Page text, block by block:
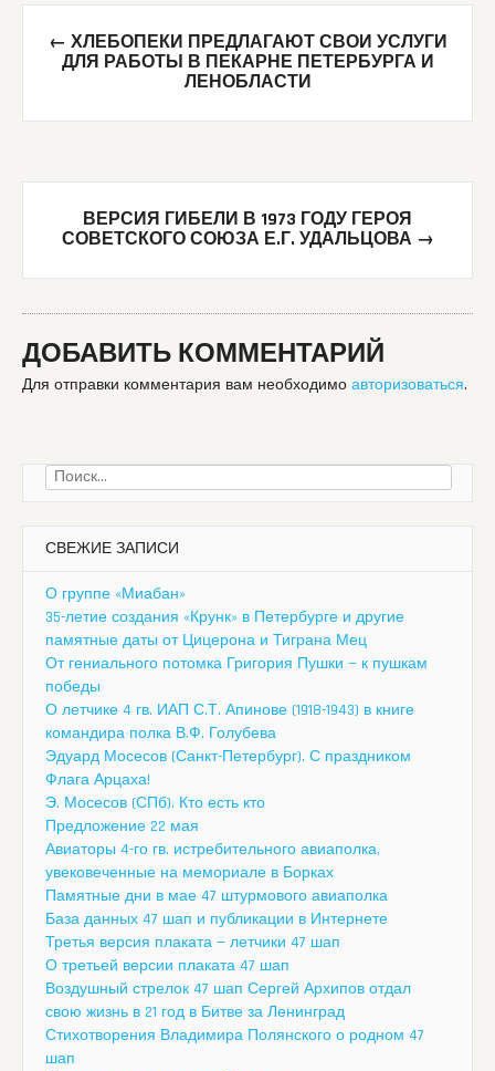
Post
navigation
← ХЛЕБОПЕКИ ПРЕДЛАГАЮТ СВОИ УСЛУГИ
ДЛЯ РАБОТЫ В ПЕКАРНЕ ПЕТЕРБУРГА И
ЛЕНОБЛАСТИ
ВЕРСИЯ ГИБЕЛИ В 1973 ГОДУ ГЕРОЯ
СОВЕТСКОГО СОЮЗА Е.Г. УДАЛЬЦОВА →
ДОБАВИТЬ КОММЕНТАРИЙ
Для отправки комментария вам необходимо авторизоваться.
Найти:
СВЕЖИЕ ЗАПИСИ
О группе «Миабан»
35-летие создания «Крунк» в Петербурге и другие
памятные даты от Цицерона и Тиграна Мец
От гениального потомка Григория Пушки — к пушкам
победы
О летчике 4 гв. ИАП С.Т. Апинове (1918-1943) в книге
командира полка В.Ф. Голубева
Эдуард Мосесов (Санкт-Петербург). С праздником
Флага Арцаха!
Э. Мосесов (СПб). Кто есть кто
Предложение 22 мая
Авиаторы 4-го гв. истребительного авиаполка,
увековеченные на мемориале в Борках
Памятные дни в мае 47 штурмового авиаполка
База данных 47 шап и публикации в Интернете
Третья версия плаката — летчики 47 шап
О третьей версии плаката 47 шап
Воздушный стрелок 47 шап Сергей Архипов отдал
свою жизнь в 21 год в Битве за Ленинград
Стихотворения Владимира Полянского о родном 47
шап